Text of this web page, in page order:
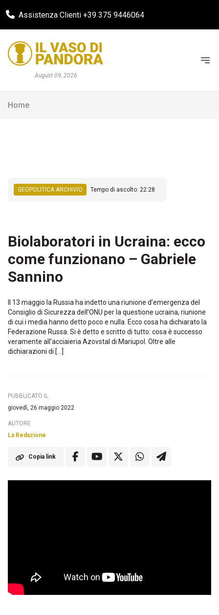
Assistenza Clienti +39 375 9446064
August 09, 2026
Home
GEOPOLITICA ARCHIVIO Tempo di ascolto: 22:28
Biolaboratori in Ucraina: ecco
come funzionano – Gabriele
Sannino
Il 13 maggio la Russia ha indetto una riunione d’emergenza del
Consiglio di Sicurezza dell’ONU per la questione ucraina, riunione
di cui i media hanno detto poco e nulla. Ecco cosa ha dichiarato la
Federazione Russa. Si è detto e scritto di tutto: cosa è successo
veramente all’acciaieria Azovstal di Mariupol. Oltre alle
dichiarazioni di […]
PUBBLICATO IL
giovedì, 26 maggio 2022
AUTORE
La Redazione
Copia link